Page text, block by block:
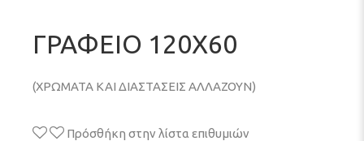
ΓΡΑΦΕΙΟ 120Χ60
(ΧΡΩΜΑΤΑ ΚΑΙ ΔΙΑΣΤΑΣΕΙΣ ΑΛΛΑΖΟΥΝ)
Πρόσθήκη στην λίστα επιθυμιών